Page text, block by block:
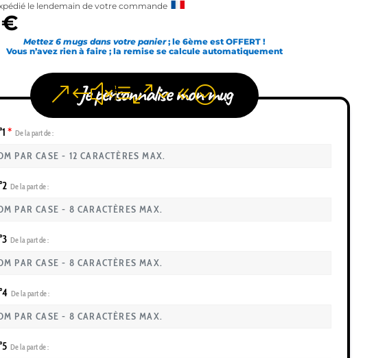
le lendemain de votre commande
€
Mettez 6 mugs dans votre panier; le 6ème est OFFERT !
Vous n’avez rien à faire ; la remise se calcule automatiquement
Je personnalise mon mug
* De la part de :
De la part de :
De la part de :
De la part de :
De la part de :